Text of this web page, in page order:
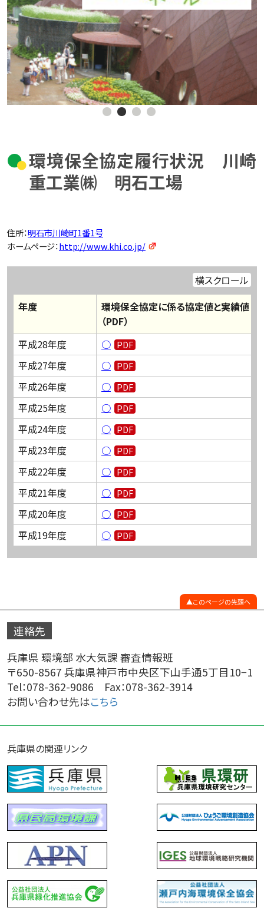
環境保全協定履行状況 川崎
重工業㈱ 明石工場
住所：明石市川崎町1番1号
ホームページ：http://www.khi.co.jp/
横スクロール
年度
環境保全協定に係る協定値と実績値
（PDF）
平成28年度
○
平成27年度
○
平成26年度
○
平成25年度
○
平成24年度
○
平成23年度
○
平成22年度
○
平成21年度
○
平成20年度
○
平成19年度
○
このページの先頭へ
連絡先
兵庫県 環境部 水大気課 審査情報班
〒650-8567 兵庫県神戸市中央区下山手通5丁目10−1
Tel：078-362-9086 Fax：078-362-3914
お問い合わせ先はこちら
兵庫県の関連リンク